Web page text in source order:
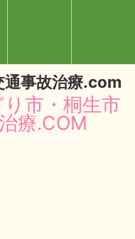
通事故治療.com
市・桐生市
療.COM